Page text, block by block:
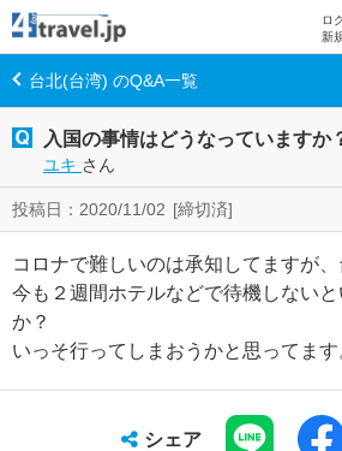
ロ
新
台北(台湾) のQ&A一覧
入国の事情はどうなっていますか
ユキ さん
投稿日：2020/11/02 [締切済]
コロナで難しいのは承知してますが
今も２週間ホテルなどで待機しないと
か？
いっそ行ってしまおうかと思ってます
シェア